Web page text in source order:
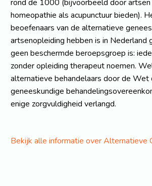
rond de 1000 (bijvoorbeeld door
homeopathie als acupunctuur bieden).
beoefenaars van de alternatieve
artsenopleiding hebben is in Nederland
geen beschermde beroepsgroep is:
zonder opleiding therapeut noemen.
alternatieve behandelaars door de Wet
geneeskundige
enige zorgvuldigheid verlangd.
Bekijk alle informatie over Alternatieve